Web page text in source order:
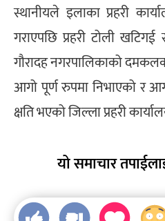
स्थानीयले इलाका प्रहरी
गराएपछि प्रहरी टोली खटिगई
गौरादह नगरपालिकाको
आगो पूर्ण रुपमा निभाएको र
क्षति भएको जिल्ला प्रहरी
यो समाचार